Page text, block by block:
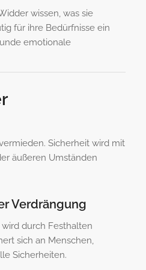
wissen, was sie
für ihre Bedürfnisse ein
emotionale
Sicherheit wird mit
äußeren Umständen
Verdrängung
durch Festhalten
sich an Menschen,
Sicherheiten.